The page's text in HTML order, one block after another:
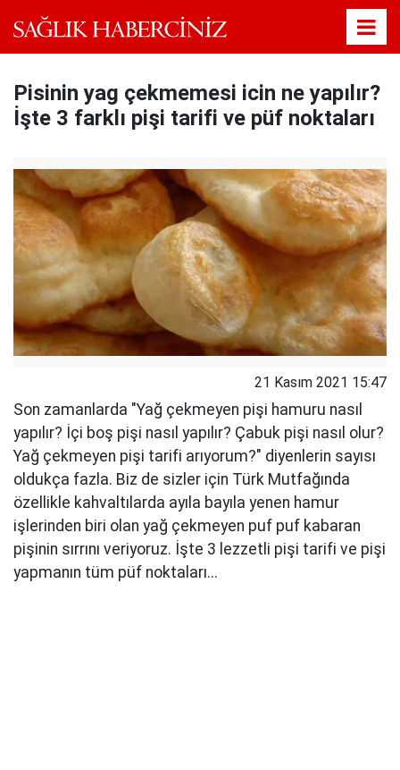
Pisinin yag çekmemesi icin ne yapılır?
İşte 3 farklı pişi tarifi ve püf noktaları
21 Kasım 2021 15:47
Son zamanlarda "Yağ çekmeyen pişi hamuru nasıl
yapılır? İçi boş pişi nasıl yapılır? Çabuk pişi nasıl olur?
Yağ çekmeyen pişi tarifi arıyorum?" diyenlerin sayısı
oldukça fazla. Biz de sizler için Türk Mutfağında
özellikle kahvaltılarda ayıla bayıla yenen hamur
işlerinden biri olan yağ çekmeyen puf puf kabaran
pişinin sırrını veriyoruz. İşte 3 lezzetli pişi tarifi ve pişi
yapmanın tüm püf noktaları...